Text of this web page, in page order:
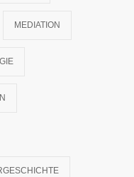
MEDIATION